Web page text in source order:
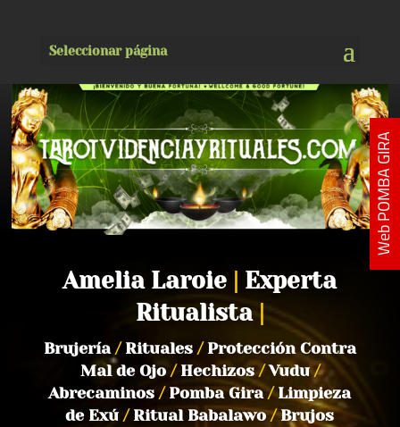
Seleccionar página
Amelia Laroie
Experta
Ritualista
Brujería /Rituales /Protección Contra
Mal de Ojo /Hechizos/Vudu/
Abrecaminos/Pomba Gira/Limpieza
de Exú/Ritual Babalawo/Brujos
Web POMBA GIRA